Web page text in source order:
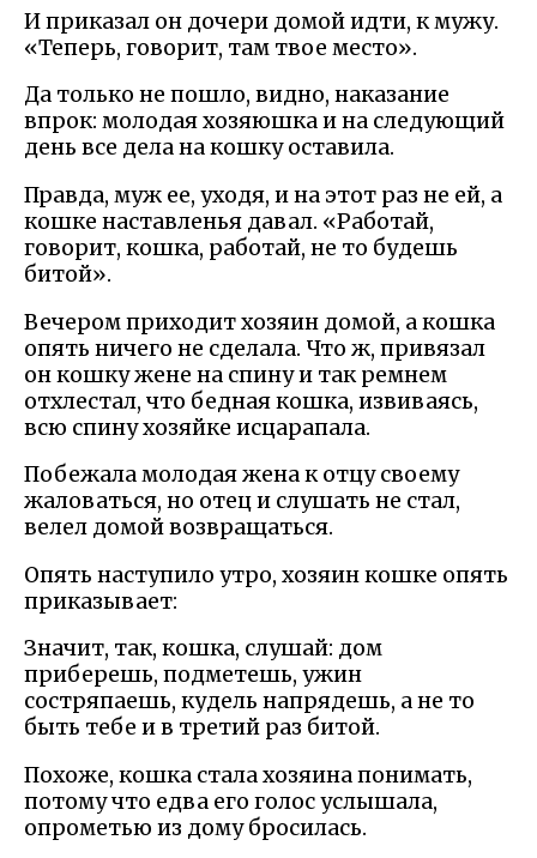
И приказал он дочери домой идти, к мужу.
«Теперь, говорит, там твое место».
Да только не пошло, видно, наказание
впрок: молодая хозяюшка и на следующий
день все дела на кошку оставила.
Правда, муж ее, уходя, и на этот раз не ей, а
кошке наставленья давал. «Работай,
говорит, кошка, работай, не то будешь
битой».
Вечером приходит хозяин домой, а кошка
опять ничего не сделала. Что ж, привязал
он кошку жене на спину и так ремнем
отхлестал, что бедная кошка, извиваясь,
всю спину хозяйке исцарапала.
Побежала молодая жена к отцу своему
жаловаться, но отец и слушать не стал,
велел домой возвращаться.
Опять наступило утро, хозяин кошке опять
приказывает:
Значит, так, кошка, слушай: дом
приберешь, подметешь, ужин
состряпаешь, кудель напрядешь, а не то
быть тебе и в третий раз битой.
Похоже, кошка стала хозяина понимать,
потому что едва его голос услышала,
опрометью из дому бросилась.